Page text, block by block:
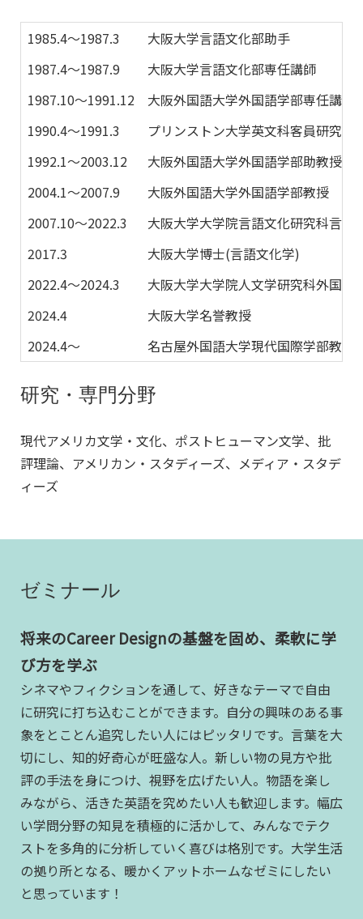
1985.4〜1987.3
大阪大学言語文化部助手
1987.4〜1987.9
大阪大学言語文化部専任講師
1987.10〜1991.12
大阪外国語大学外国語学部専任講師
1990.4〜1991.3
プリンストン大学英文科客員研究員
1992.1〜2003.12
大阪外国語大学外国語学部助教授
2004.1〜2007.9
大阪外国語大学外国語学部教授
2007.10〜2022.3
大阪大学大学院言語文化研究科言語
2017.3
大阪大学博士(言語文化学)
2022.4〜2024.3
大阪大学大学院人文学研究科外国語
2024.4
大阪大学名誉教授
2024.4〜
名古屋外国語大学現代国際学部教授
研究・専門分野
現代アメリカ文学・文化、ポストヒューマン文学、批
評理論、アメリカン・スタディーズ、メディア・スタデ
ィーズ
ゼミナール
将来のCareer Designの基盤を固め、柔軟に学
び方を学ぶ
シネマやフィクションを通して、好きなテーマで自由
に研究に打ち込むことができます。自分の興味のある事
象をとことん追究したい人にはピッタリです。言葉を大
切にし、知的好奇心が旺盛な人。新しい物の見方や批
評の手法を身につけ、視野を広げたい人。物語を楽し
みながら、活きた英語を究めたい人も歓迎します。幅広
い学問分野の知見を積極的に活かして、みんなでテク
ストを多角的に分析していく喜びは格別です。大学生活
の拠り所となる、暖かくアットホームなゼミにしたい
と思っています！